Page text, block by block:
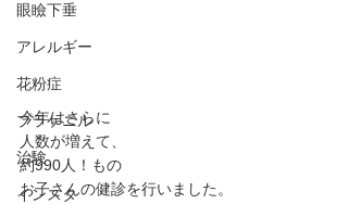
眼瞼下垂
アレルギー
花粉症
プラケニル
治験
インスタ
今年はさらに
人数が増えて、
約990人！もの
お子さんの健診を行いました。